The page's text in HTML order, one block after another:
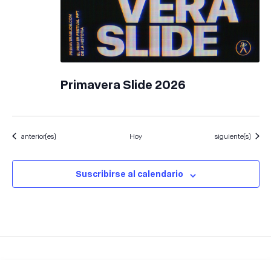
Primavera Slide 2026
Eventos
anterior(es) Hoy Eventos
siguiente(s)
Suscribirse al calendario